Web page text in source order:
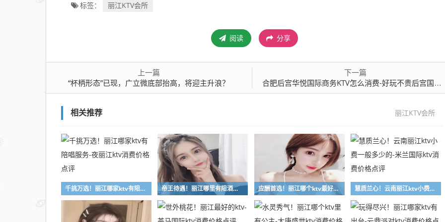
标签： 丽江KTV会所
阅读 分享
上一篇
“杯柄形态”已现，广立微底部抬高，将迎主升浪？
下一篇
合肥后宫华悦国际商务KTV怎么消费-好玩不贵后宫国际KTV。
相关推荐 丽江KTV会所
千挑万选！丽江哪家ktv有陪唱服务-夜丽江ktv消费价格点评 帝王待遇！丽江哪里有陪酒的ktv-晶丽宫ktv消费价格点评 应酬首选！丽江哪个ktv最好玩-王府井ktv消费价格点评 慧质兰心！云南丽江ktv小费一般多少的-米兰国际ktv消费价格点评